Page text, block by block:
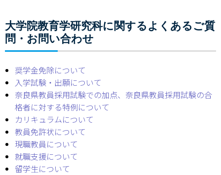
大学院教育学研究科に関するよくあるご質
問・お問い合わせ
奨学金免除について
入学試験・出願について
奈良県教員採用試験での加点、奈良県教員採用試験の合
格者に対する特例について
カリキュラムについて
教員免許状について
現職教員について
就職支援について
留学生について